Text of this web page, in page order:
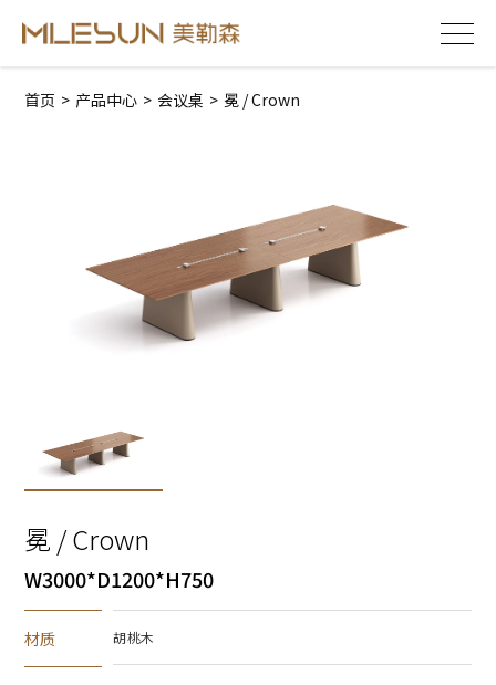
首页 > 产品中心 > 会议桌 > 冕 / Crown
冕 / Crown
W3000*D1200*H750
材质 胡桃木